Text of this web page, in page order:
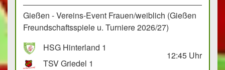
Gießen - Vereins-Event Frauen/weiblich (Gießen
Freundschaftsspiele u. Turniere 2026/27)
HSG Hinterland 1
TSV Griedel 1
12:45 Uhr